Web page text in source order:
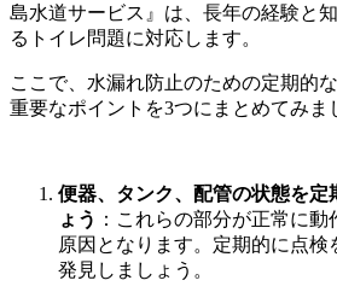
島水道サービス』は、長年の経験と
るトイレ問題に対応します。
ここで、水漏れ防止のための定期的
重要なポイントを3つにまとめてみま
便器、タンク、配管の状態を定
ょう ：これらの部分が正常に
原因となります。定期的に点検
発見しましょう。